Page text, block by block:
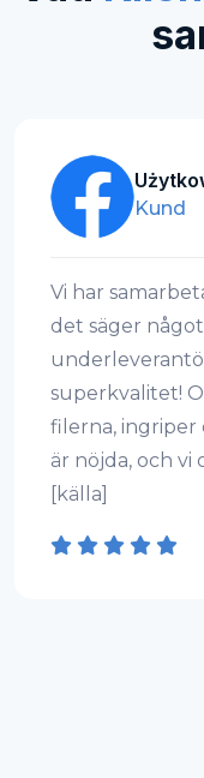
Kund
Vi har
det säger
superkvalitet!
filerna, ingriper
är nöjda, och vi
[källa]